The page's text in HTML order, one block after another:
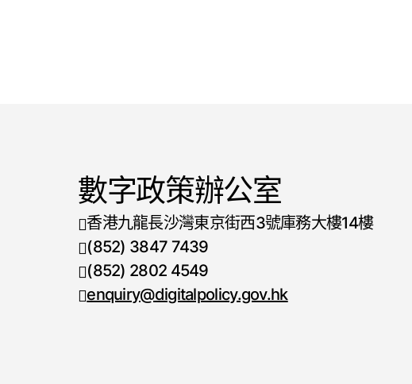
數字政策辦公室
香港九龍長沙灣東京街西3號庫務大樓14樓
電話號碼
(852) 3847 7439
傳真號碼
(852) 2802 4549
enquiry@digitalpolicy.gov.hk